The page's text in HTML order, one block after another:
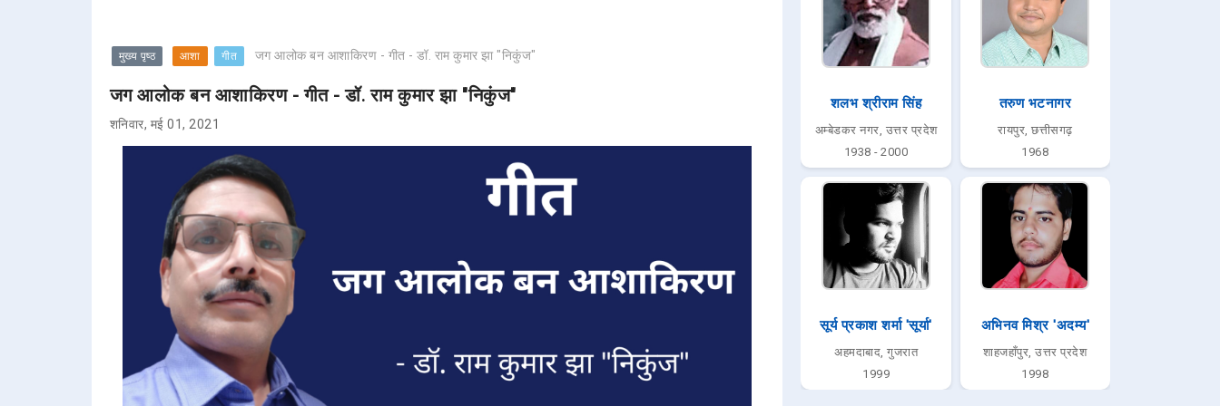
मुख्य पृष्ठ आशा गीत जग आलोक बन आशाकिरण - गीत - डॉ. राम कुमार झा "निकुंज"
जग आलोक बन आशाकिरण - गीत - डॉ. राम कुमार झा "निकुंज"
शनिवार, मई 01, 2021
शलभ श्रीराम सिंह
अम्बेडकर नगर, उत्तर प्रदेश
1938 - 2000
तरुण भटनागर
रायपुर, छत्तीसगढ़
1968
सूर्य प्रकाश शर्मा 'सूर्या'
अहमदाबाद, गुजरात
1999
अभिनव मिश्र 'अदम्य'
शाहजहाँपुर, उत्तर प्रदेश
1998